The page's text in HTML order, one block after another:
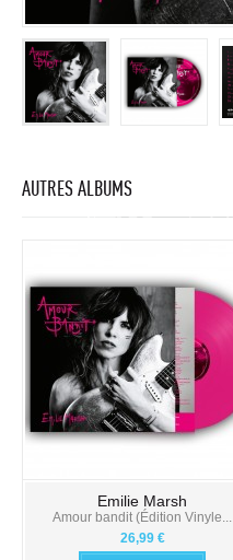
AUTRES ALBUMS
Emilie Marsh
Amour bandit (Édition Vinyle...
26,99 €